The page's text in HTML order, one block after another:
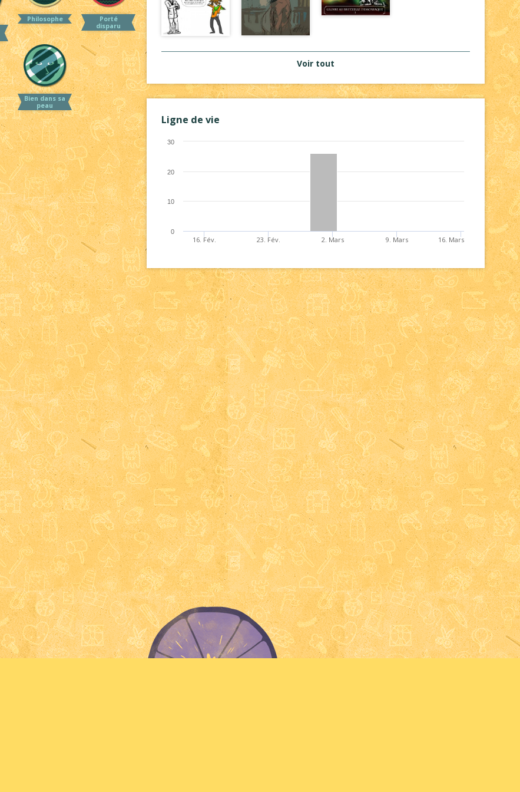
Philosophe
Porté
disparu
Bien dans sa
peau
Voir tout
Ligne de vie
16. Fév. 23. Fév. 2. Mars 9. Mars 16. Mars
0
10
20
30